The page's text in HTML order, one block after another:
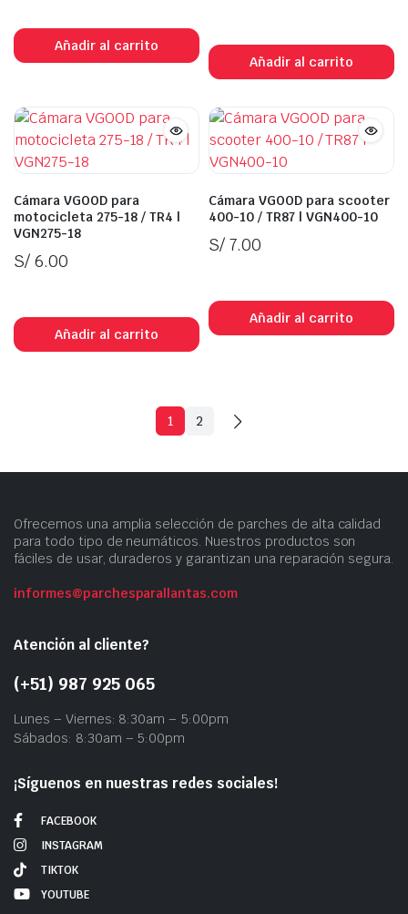
Añadir al carrito
Añadir al carrito
Cámara VGOOD para
motocicleta 275-18 / TR4 |
VGN275-18
S/6.00
Añadir al carrito
Cámara VGOOD para scooter
400-10 / TR87 | VGN400-10
S/7.00
Añadir al carrito
1 2
Ofrecemos una amplia selección de parches de alta calidad
para todo tipo de neumáticos. Nuestros productos son
fáciles de usar, duraderos y garantizan una reparación segura.
informes@parchesparallantas.com
Atención al cliente?
(+51) 987 925 065
Lunes – Viernes: 8:30am – 5:00pm
Sábados: 8:30am – 5:00pm
¡Síguenos en nuestras redes sociales!
FACEBOOK
INSTAGRAM
TIKTOK
YOUTUBE